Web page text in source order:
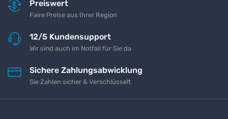
Preiswert
Faire Preise aus Ihrer Region
12/5 Kundensupport
Wir sind auch im Notfall für Sie da
Sichere Zahlungsabwicklung
Sie Zahlen sicher & Verschlüsselt